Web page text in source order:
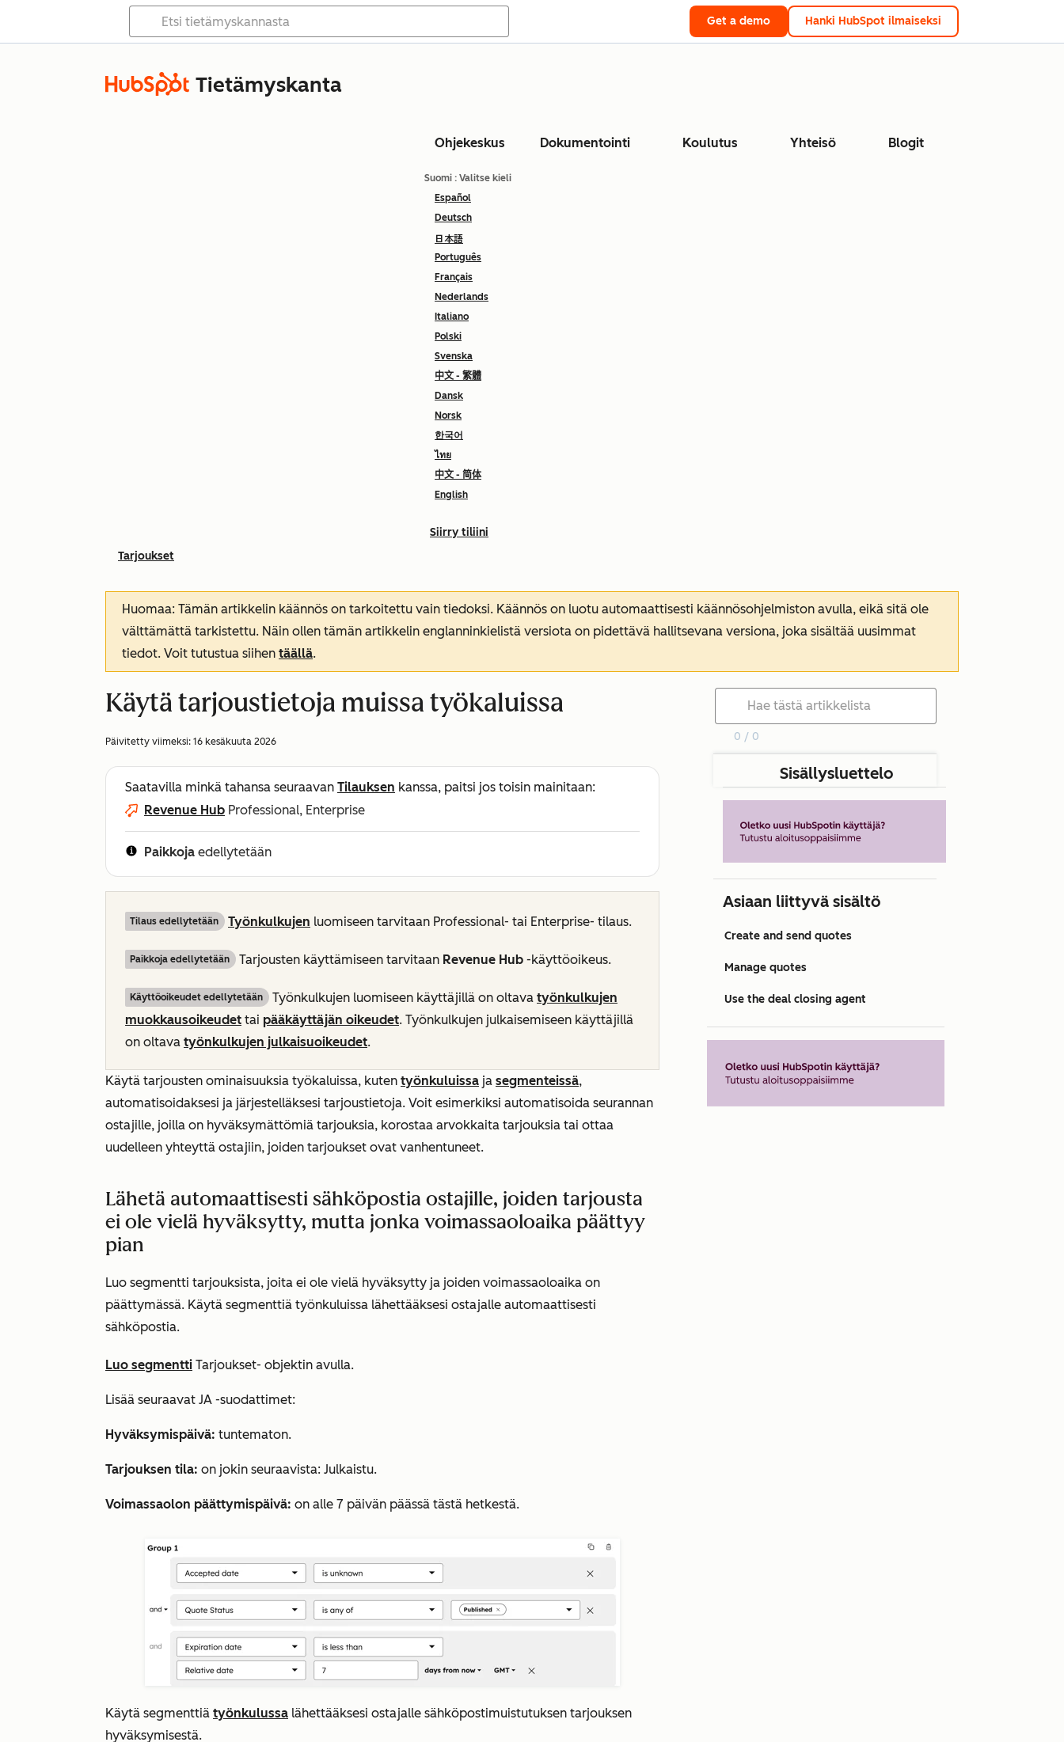
Get a demo Hanki HubSpot ilmaiseksi
Tietämyskanta
Ohjekeskus Dokumentointi Koulutus Yhteisö Blogit
Suomi : Valitse kieli
Español
Deutsch
日本語
Português
Français
Nederlands
Italiano
Polski
Svenska
中文 - 繁體
Dansk
Norsk
한국어
ไทย
中文 - 简体
English
Siirry tiliini
Tarjoukset
Huomaa: Tämän artikkelin käännös on tarkoitettu vain tiedoksi. Käännös on luotu automaattisesti käännösohjelmiston avulla, eikä sitä ole
välttämättä tarkistettu. Näin ollen tämän artikkelin englanninkielistä versiota on pidettävä hallitsevana versiona, joka sisältää uusimmat
tiedot. Voit tutustua siihen täällä.
Käytä tarjoustietoja muissa työkaluissa
Päivitetty viimeksi: 16 kesäkuuta 2026
Saatavilla minkä tahansa seuraavan Tilauksen kanssa, paitsi jos toisin mainitaan:
Revenue Hub Professional, Enterprise
Paikkoja edellytetään
Tilaus edellytetään Työnkulkujen luomiseen tarvitaan Professional- tai Enterprise- tilaus.
Paikkoja edellytetään Tarjousten käyttämiseen tarvitaan Revenue Hub -käyttöoikeus.
Käyttöoikeudet edellytetään Työnkulkujen luomiseen käyttäjillä on oltava työnkulkujen
muokkausoikeudet tai pääkäyttäjän oikeudet. Työnkulkujen julkaisemiseen käyttäjillä
on oltava työnkulkujen julkaisuoikeudet.
Käytä tarjousten ominaisuuksia työkaluissa, kuten työnkuluissa ja segmenteissä,
automatisoidaksesi ja järjestelläksesi tarjoustietoja. Voit esimerkiksi automatisoida seurannan
ostajille, joilla on hyväksymättömiä tarjouksia, korostaa arvokkaita tarjouksia tai ottaa
uudelleen yhteyttä ostajiin, joiden tarjoukset ovat vanhentuneet.
Lähetä automaattisesti sähköpostia ostajille, joiden tarjousta
ei ole vielä hyväksytty, mutta jonka voimassaoloaika päättyy
pian
Luo segmentti tarjouksista, joita ei ole vielä hyväksytty ja joiden voimassaoloaika on
päättymässä. Käytä segmenttiä työnkuluissa lähettääksesi ostajalle automaattisesti
sähköpostia.
Luo segmentti Tarjoukset- objektin avulla.
Lisää seuraavat JA -suodattimet:
Hyväksymispäivä: tuntematon.
Tarjouksen tila: on jokin seuraavista: Julkaistu.
Voimassaolon päättymispäivä: on alle 7 päivän päässä tästä hetkestä.
Käytä segmenttiä työnkulussa lähettääksesi ostajalle sähköpostimuistutuksen tarjouksen
hyväksymisestä.
0 / 0
Sisällysluettelo
Asiaan liittyvä sisältö
Create and send quotes
Manage quotes
Use the deal closing agent